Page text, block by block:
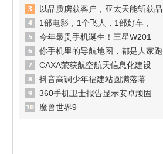
以品质虏获客户，亚太天能斩获品
1部电影，1个飞人，1部好车，
今年最贵手机诞生！三星W201
你手机里的导航地图，都是人家跑
CAXA荣获航空航天信息化建设
抖音高调少年福建站圆满落幕
360手机卫士报告显示安卓顽固
魔兽世界9